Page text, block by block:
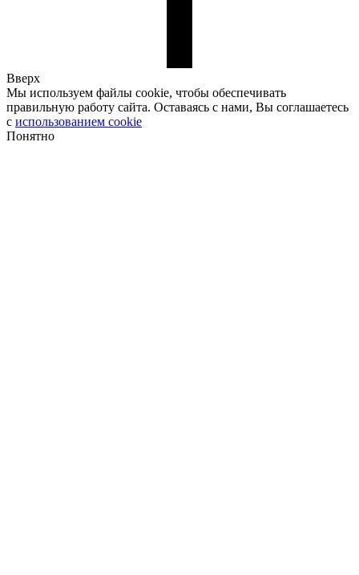
Вверх
Мы используем файлы cookie, чтобы обеспечивать
правильную работу сайта. Оставаясь с нами, Вы соглашаетесь
с использованием cookie
Понятно